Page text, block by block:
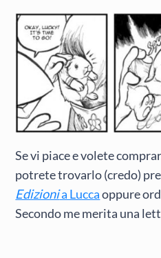
Se vi piace e volete
potrete trovarlo (credo)
Edizionia Luccaoppure
Secondo me merita una